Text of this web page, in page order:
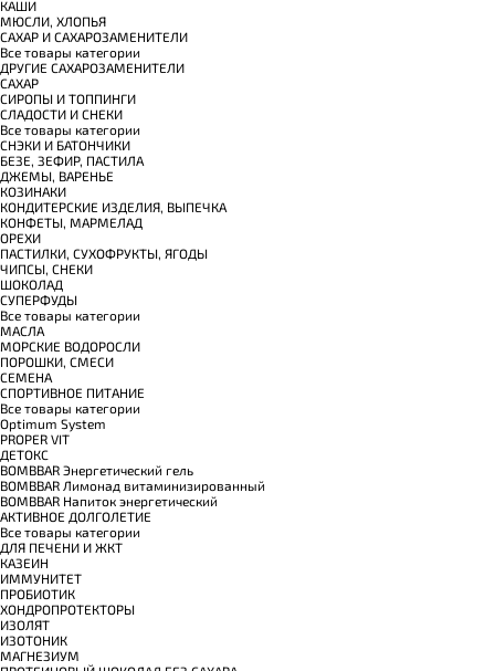
КАШИ
МЮСЛИ, ХЛОПЬЯ
САХАР И САХАРОЗАМЕНИТЕЛИ
Все товары категории
ДРУГИЕ САХАРОЗАМЕНИТЕЛИ
САХАР
СИРОПЫ И ТОППИНГИ
СЛАДОСТИ И СНЕКИ
Все товары категории
СНЭКИ И БАТОНЧИКИ
БЕЗЕ, ЗЕФИР, ПАСТИЛА
ДЖЕМЫ, ВАРЕНЬЕ
КОЗИНАКИ
КОНДИТЕРСКИЕ ИЗДЕЛИЯ, ВЫПЕЧКА
КОНФЕТЫ, МАРМЕЛАД
ОРЕХИ
ПАСТИЛКИ, СУХОФРУКТЫ, ЯГОДЫ
ЧИПСЫ, СНЕКИ
ШОКОЛАД
СУПЕРФУДЫ
Все товары категории
МАСЛА
МОРСКИЕ ВОДОРОСЛИ
ПОРОШКИ, СМЕСИ
СЕМЕНА
СПОРТИВНОЕ ПИТАНИЕ
Все товары категории
Optimum System
PROPER VIT
ДЕТОКС
BOMBBAR Энергетический гель
BOMBBAR Лимонад витаминизированный
BOMBBAR Напиток энергетический
АКТИВНОЕ ДОЛГОЛЕТИЕ
Все товары категории
ДЛЯ ПЕЧЕНИ И ЖКТ
КАЗЕИН
ИММУНИТЕТ
ПРОБИОТИК
ХОНДРОПРОТЕКТОРЫ
ИЗОЛЯТ
ИЗОТОНИК
МАГНЕЗИУМ